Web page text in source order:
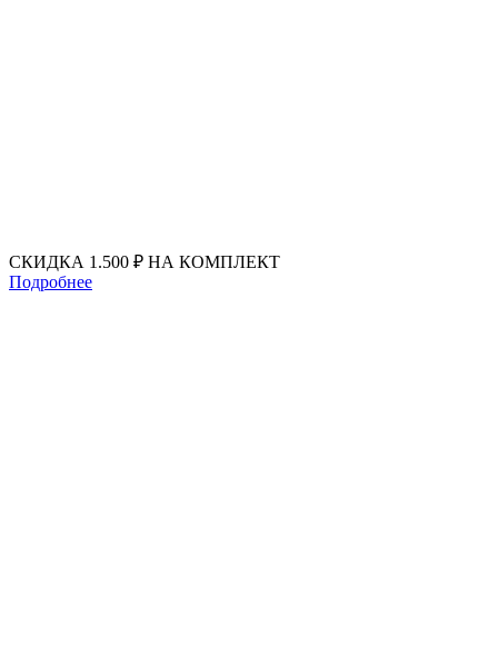
СКИДКА 1.500 ₽ НА КОМПЛЕКТ
Подробнее